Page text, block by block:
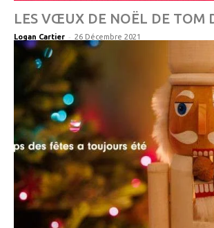
LES VŒUX DE NOËL DE TOM
Logan Cartier - 26 Décembre 2021